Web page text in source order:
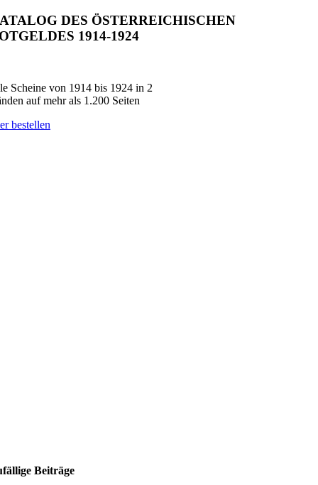
DES ÖSTERREICHISCHEN
1914-1924
Scheine von 1914 bis 1924 in 2
auf mehr als 1.200 Seiten
bestellen
Beiträge